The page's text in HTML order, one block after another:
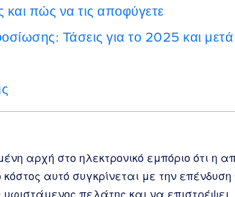
και πώς να τις αποφύγετε
Τάσεις για το 2025 και μετά
αρχή στο ηλεκτρονικό εμπόριο ότι η
αυτό συγκρίνεται με την
πελάτης και να επιστρέψει,